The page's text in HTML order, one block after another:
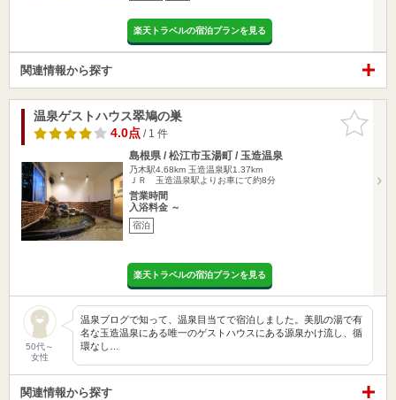
楽天トラベルの宿泊プランを見る
関連情報から探す
お気に入
りに追加
温泉ゲストハウス翠鳩の巣
4.0点/ 1 件
島根県 / 松江市玉湯町 / 玉造温泉
乃木駅4.68km 玉造温泉駅1.37km
ＪＲ 玉造温泉駅よりお車にて約8分
営業時間
入浴料金 ～
宿泊
楽天トラベルの宿泊プランを見る
50代～
女性
温泉ブログで知って、温泉目当てで宿泊しました。美肌の湯で有
名な玉造温泉にある唯一のゲストハウスにある源泉かけ流し、循
環なし…
関連情報から探す